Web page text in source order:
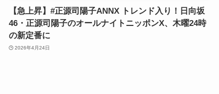
【急上昇】#正源司陽子ANNX トレンド入り！日向坂
46・正源司陽子のオールナイトニッポンX、木曜24時
の新定番に
2026年4月24日